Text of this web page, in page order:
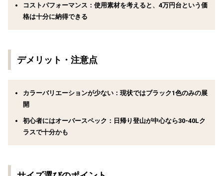
コストパフォーマンス： 使用素材を考えると、4万円台という価
格は十分に納得できる
デメリット・注意点
カラーバリエーションが少ない： 現状ではブラック1色のみの展
開
初心者にはオーバースペック： 日帰り登山が中心なら30-40Lク
ラスで十分かも